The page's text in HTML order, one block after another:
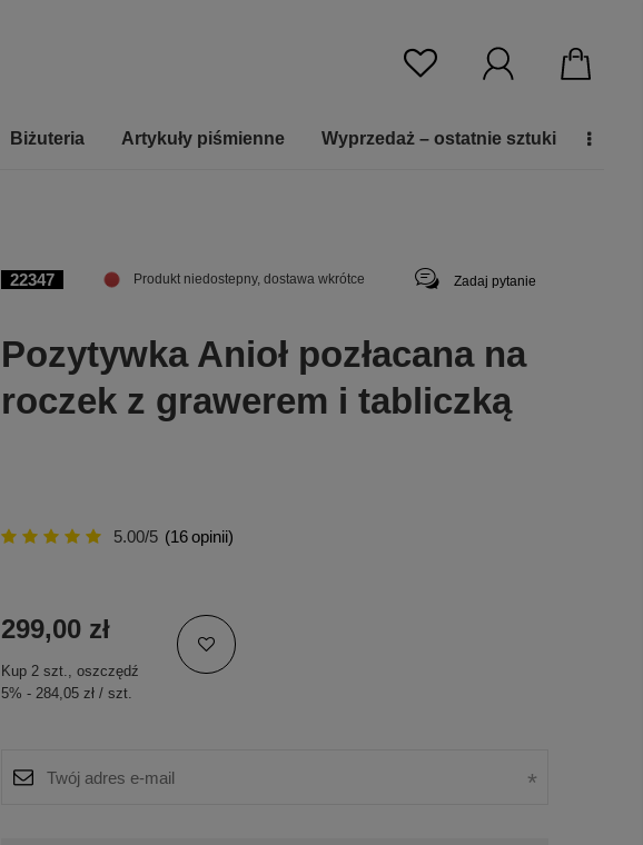
Biżuteria Artykuły piśmienne Wyprzedaż – ostatnie sztuki
22347 Produkt niedostepny, dostawa wkrótce Zadaj pytanie
Pozytywka Anioł pozłacana na
roczek z grawerem i tabliczką
5.00/5 (16opinii)
299,00 zł
Kup 2 szt., oszczędź
5% - 284,05 zł / szt.